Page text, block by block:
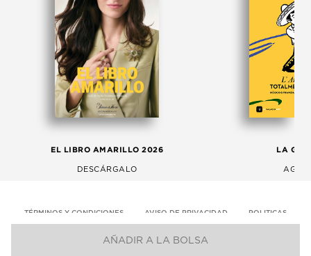
AÑADIR A LA BOLSA
EL LIBRO AMARILLO 2026
DESCÁRGALO
LA
TÉRMINOS Y CONDICIONES AVISO DE PRIVACIDAD POLITICAS